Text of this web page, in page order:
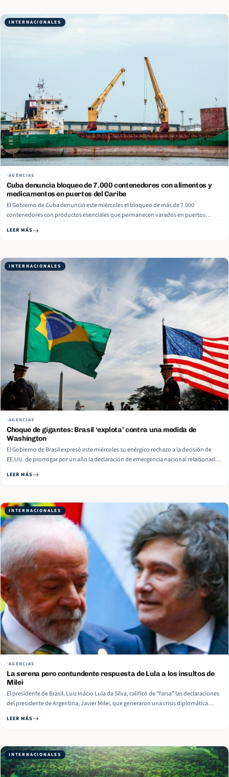
INTERNACIONALES
AGENCIAS
Cuba denuncia bloqueo de 7.000 contenedores con alimentos y
medicamentos en puertos del Caribe
El Gobierno de Cuba denunció este miércoles el bloqueo de más de 7.000
contenedores con productos esenciales que permanecen varados en puertos
ministro de Comercio Exterior, Óscar Pérez-Oliva Fraga, presentó la denuncia ante la
LEER MÁS
INTERNACIONALES
AGENCIAS
Choque de gigantes: Brasil ‘explota’ contra una medida de
Washington
El Gobierno de Brasil expresó este miércoles su enérgico rechazo a la decisión de
EE.UU. de prorrogar por un año la declaración de emergencia nacional relacionada
Administración de Luiz Inácio Lula da Silva calificó la medida de… Read More
LEER MÁS
INTERNACIONALES
AGENCIAS
La serena pero contundente respuesta de Lula a los insultos de
Milei
El presidente de Brasil, Luiz Inácio Lula da Silva, calificó de “farsa” las declaraciones
del presidente de Argentina, Javier Milei, que generaron una crisis diplomática
miércoles. “Vieron la farsa que montó el presidente argentino. No dije nada porque
LEER MÁS
INTERNACIONALES